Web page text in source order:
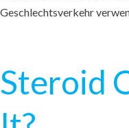
Geschlechtsverkehr
Steroid